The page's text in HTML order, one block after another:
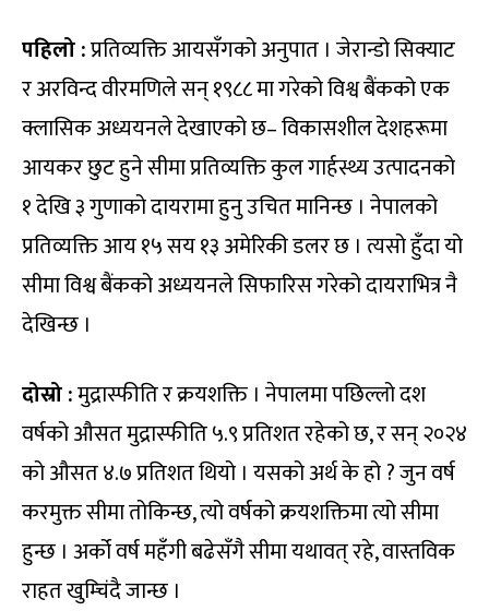
पहिलो :प्रतिव्यक्ति आयसँगको अनुपात । जेरान्डो सिक्याट
र अरविन्द वीरमणिले सन् १९८८ मा गरेको विश्व बैंकको एक
क्लासिक अध्ययनले देखाएको छ– विकासशील देशहरूमा
आयकर छुट हुने सीमा प्रतिव्यक्ति कुल गार्हस्थ्य उत्पादनको
१ देखि ३ गुणाको दायरामा हुनु उचित मानिन्छ । नेपालको
प्रतिव्यक्ति आय १५ सय १३ अमेरिकी डलर छ । त्यसो हुँदा यो
सीमा विश्व बैंकको अध्ययनले सिफारिस गरेको दायराभित्र नै
देखिन्छ ।
दोस्रो :मुद्रास्फीति र क्रयशक्ति । नेपालमा पछिल्लो दश
वर्षको औसत मुद्रास्फीति ५.९ प्रतिशत रहेको छ, र सन् २०२४
को औसत ४.७ प्रतिशत थियो । यसको अर्थ के हो ? जुन वर्ष
करमुक्त सीमा तोकिन्छ, त्यो वर्षको क्रयशक्तिमा त्यो सीमा
हुन्छ । अर्को वर्ष महँगी बढेसँगै सीमा यथावत् रहे, वास्तविक
राहत खुम्चिंदै जान्छ ।